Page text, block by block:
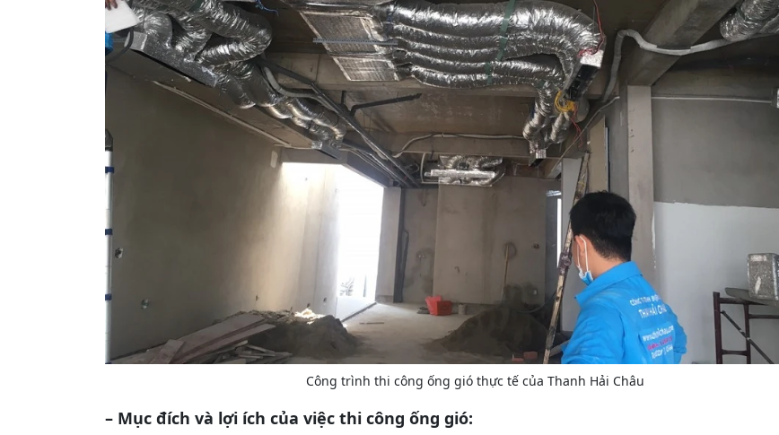
Công trình thi công ống gió thực tế của Thanh Hải Châu
– Mục đích và lợi ích của việc thi công ống gió: